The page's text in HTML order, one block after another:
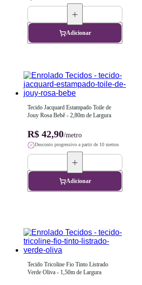
Adicionar
Tecido Jacquard Estampado Toile de
Jouy Rosa Bebê - 2,80m de Largura
R$ 42,90/metro
Desconto progressivo a partir de 10 metros
Adicionar
Tecido Tricoline Fio Tinto Listrado
Verde Oliva - 1,50m de Largura